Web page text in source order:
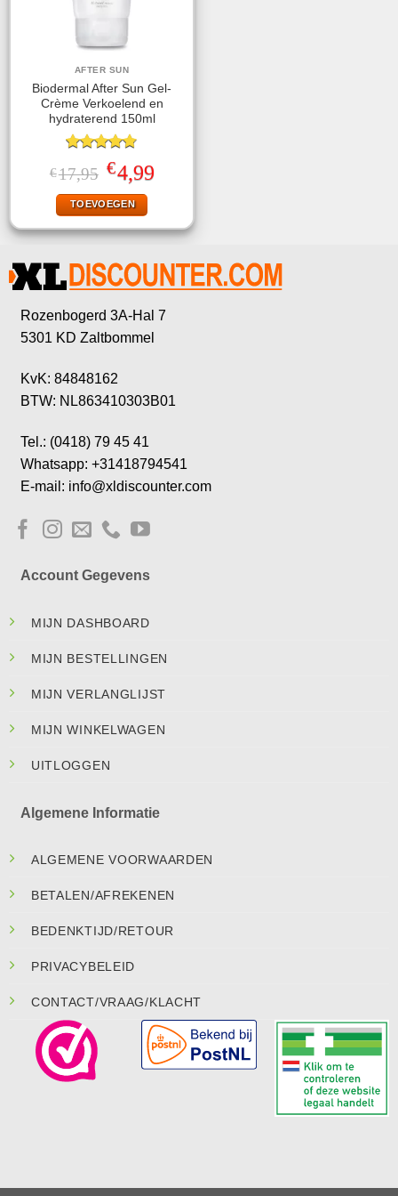
AFTER SUN
Biodermal After Sun Gel-
Crème Verkoelend en
hydraterend 150ml
Gewaardeerd
4.78uit 5
€17,95 Oorspronkelijke
prijs
was:
€17,95.
€4,99Huidige
prijs
TOEVOEGEN
Rozenbogerd 3A-Hal 7
5301 KD Zaltbommel
KvK: 84848162
BTW: NL863410303B01
Tel.: (0418) 79 45 41
Whatsapp: +31418794541
E-mail: info@xldiscounter.com
Account Gegevens
MIJN DASHBOARD
MIJN BESTELLINGEN
MIJN VERLANGLIJST
MIJN WINKELWAGEN
UITLOGGEN
Algemene Informatie
ALGEMENE VOORWAARDEN
BETALEN/AFREKENEN
BEDENKTIJD/RETOUR
PRIVACYBELEID
CONTACT/VRAAG/KLACHT